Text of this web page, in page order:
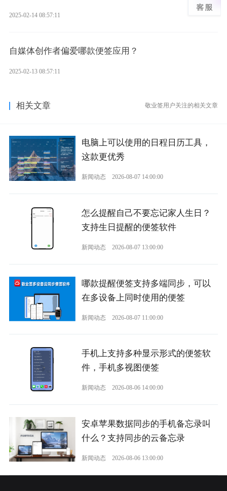
2025-02-14 08:57:11
自媒体创作者偏爱哪款便签应用？
2025-02-13 08:57:11
相关文章 敬业签用户关注的相关文章
电脑上可以使用的日程日历工具，
这款更优秀
新闻动态 2026-08-07 14:00:00
怎么提醒自己不要忘记家人生日？
支持生日提醒的便签软件
新闻动态 2026-08-07 13:00:00
哪款提醒便签支持多端同步，可以
在多设备上同时使用的便签
新闻动态 2026-08-07 11:00:00
手机上支持多种显示形式的便签软
件，手机多视图便签
新闻动态 2026-08-06 14:00:00
安卓苹果数据同步的手机备忘录叫
什么？支持同步的云备忘录
新闻动态 2026-08-06 13:00:00